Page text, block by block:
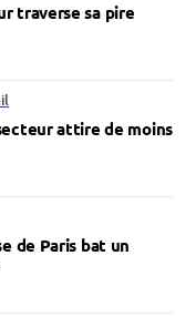
traverse sa pire
attire de moins
de Paris bat un